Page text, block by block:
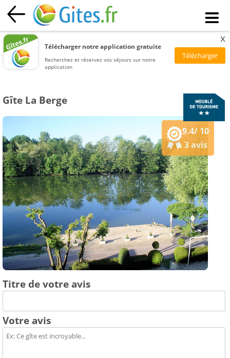
Télécharger notre application gratuite
Recherchez et réservez vos séjours sur notre
application
x
Gîte La Berge
9.4/ 10
3 avis
Titre de votre avis
Votre avis